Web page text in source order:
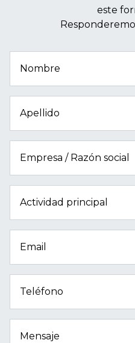
este
Nombre
Apellido
Empresa / Razón social
Actividad principal
Email
Teléfono
Mensaje